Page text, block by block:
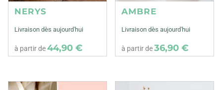
NERYS
Livraison dès aujourd'hui
à partir de44,90 €
AMBRE
Livraison dès aujourd'hui
à partir de36,90 €